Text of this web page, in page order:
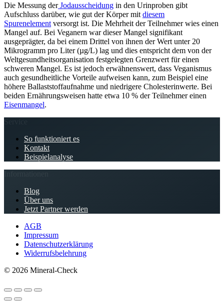
Die Messung derJodausscheidung in den Urinproben gibt
Aufschluss darüber, wie gut der Körper mit diesem
Spurenelement versorgt ist. Die Mehrheit der Teilnehmer wies einen
Mangel auf. Bei Veganern war dieser Mangel signifikant
ausgeprägter, da bei einem Drittel von ihnen der Wert unter 20
Mikrogramm pro Liter (µg/L) lag und dies entspricht dem von der
Weltgesundheitsorganisation festgelegten Grenzwert für einen
schweren Mangel. Es ist jedoch erwähnenswert, dass Veganismus
auch gesundheitliche Vorteile aufweisen kann, zum Beispiel eine
höhere Ballaststoffaufnahme und niedrigere Cholesterinwerte. Bei
beiden Ernährungsweisen hatte etwa 10 % der Teilnehmer einen
Eisenmangel.
So funktioniert es
Kontakt
Beispielanalyse
Blog
Über uns
Jetzt Partner werden
AGB
Impressum
Datenschutzerklärung
Widerrufsbelehrung
© 2026 Mineral-Check